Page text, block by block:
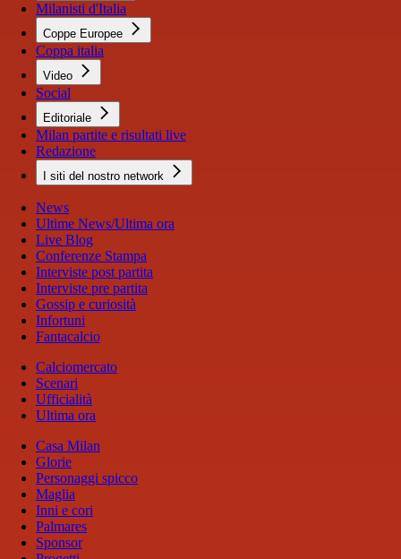
Milanisti d'Italia
Coppe Europee
Coppa italia
Video
Social
Editoriale
Milan partite e risultati live
Redazione
I siti del nostro network
News
Ultime News/Ultima ora
Live Blog
Conferenze Stampa
Interviste post partita
Interviste pre partita
Gossip e curiosità
Infortuni
Fantacalcio
Calciomercato
Scenari
Ufficialità
Ultima ora
Casa Milan
Glorie
Personaggi spicco
Maglia
Inni e cori
Palmares
Sponsor